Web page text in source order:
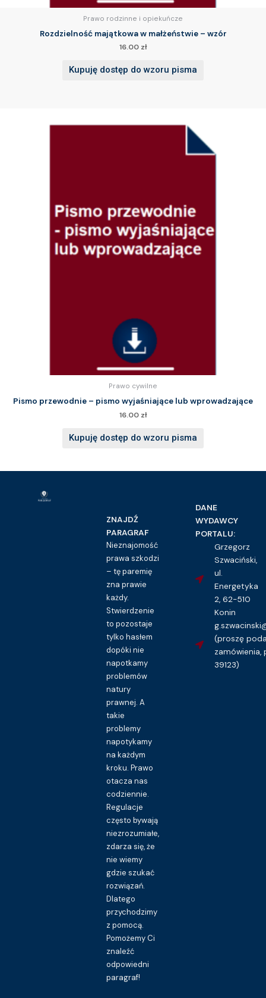
Prawo rodzinne i opiekuńcze
Rozdzielność majątkowa w małżeństwie – wzór
16.00 zł
Kupuję dostęp do wzoru pisma
Prawo cywilne
Pismo przewodnie – pismo wyjaśniające lub wprowadzające
16.00 zł
Kupuję dostęp do wzoru pisma
ZNAJDŹ
PARAGRAF
Nieznajomość
prawa szkodzi
– tę paremię
zna prawie
każdy.
Stwierdzenie
to pozostaje
tylko hasłem
dopóki nie
napotkamy
problemów
natury
prawnej. A
takie
problemy
napotykamy
na każdym
kroku. Prawo
otacza nas
codziennie.
Regulacje
często bywają
niezrozumiałe,
zdarza się, że
nie wiemy
gdzie szukać
rozwiązań.
Dlatego
przychodzimy
z pomocą.
Pomożemy Ci
znaleźć
odpowiedni
paragraf!
DANE
WYDAWCY
PORTALU:
Grzegorz
Szwaciński,
ul.
Energetyka
2, 62-510
Konin
(proszę
zamówienia,
39123)